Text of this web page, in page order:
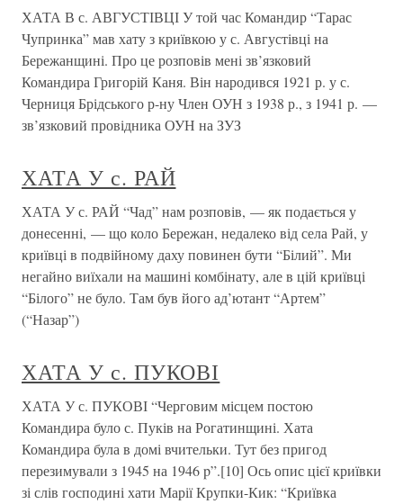
ХАТА В с. АВГУСТІВЦІ У той час Командир “Тарас
Чупринка” мав хату з криївкою у с. Августівці на
Бережанщині. Про це розповів мені зв’язковий
Командира Григорій Каня. Він народився 1921 р. у с.
Черниця Брідського р-ну Член ОУН з 1938 р., з 1941 р. —
зв’язковий провідника ОУН на ЗУЗ
ХАТА У с. РАЙ
ХАТА У с. РАЙ “Чад” нам розповів, — як подається у
донесенні, — що коло Бережан, недалеко від села Рай, у
криївці в подвійному даху повинен бути “Білий”. Ми
негайно виїхали на машині комбінату, але в цій криївці
“Білого” не було. Там був його ад’ютант “Артем”
(“Назар”)
ХАТА У с. ПУКОВІ
ХАТА У с. ПУКОВІ “Черговим місцем постою
Командира було с. Пуків на Рогатинщині. Хата
Командира була в домі вчительки. Тут без пригод
перезимували з 1945 на 1946 p”.[10] Ось опис цієї криївки
зі слів господині хати Марії Крупки-Кик: “Криївка